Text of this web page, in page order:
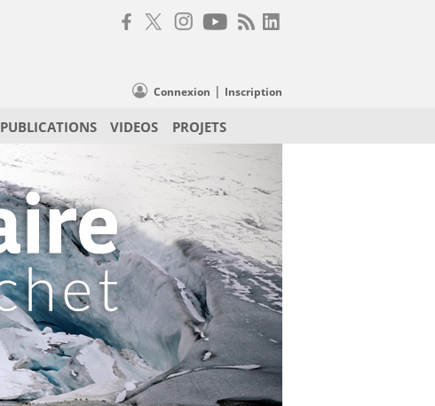
Connexion | Inscription
PUBLICATIONS VIDEOS PROJETS